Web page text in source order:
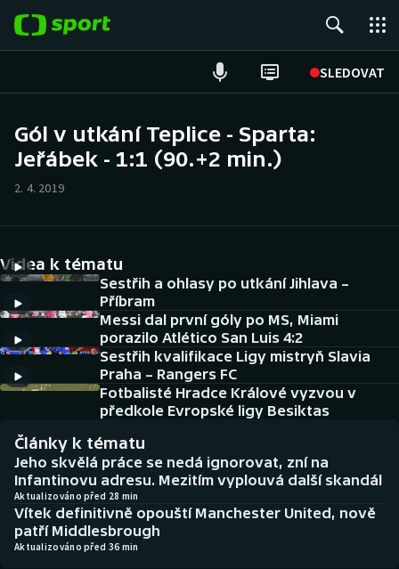
SLEDOVAT
Hokej
Cyklistika
DALŠÍ SPORTY
Americký fotbal
Baseball a softbal
Basketbal
Biatlon
Boby a skeleton
NEPŘEHLÉDNĚTE
Historické návraty
Aplikace ČT sport
AZ kvíz
Gól v utkání Teplice - Sparta:
Jeřábek - 1:1 (90.+2 min.)
2. 4. 2019
Videa k tématu
Sestřih a ohlasy po utkání Jihlava –
Příbram
Messi dal první góly po MS, Miami
porazilo Atlético San Luis 4:2
Sestřih kvalifikace Ligy mistryň Slavia
Praha – Rangers FC
Fotbalisté Hradce Králové vyzvou v
předkole Evropské ligy Besiktas
Články k tématu
Jeho skvělá práce se nedá ignorovat, zní na
Infantinovu adresu. Mezitím vyplouvá další skandál
Aktualizováno před 28 min
Vítek definitivně opouští Manchester United, nově
patří Middlesbrough
Aktualizováno před 36 min